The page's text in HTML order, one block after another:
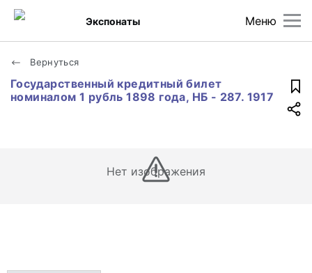
Меню
Экспонаты
Вернуться
Государственный кредитный билет
номиналом 1 рубль 1898 года, НБ - 287. 1917
Нет изображения